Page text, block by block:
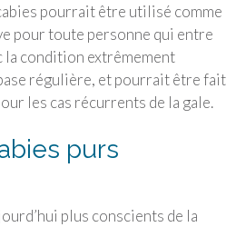
pourrait être utilisé comme
pour toute personne qui entre
la condition extrêmement
régulière, et pourrait être fait
les cas récurrents de la gale.
purs
plus conscients de la